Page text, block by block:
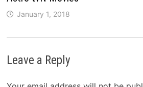
January 1, 2018
Leave a Reply